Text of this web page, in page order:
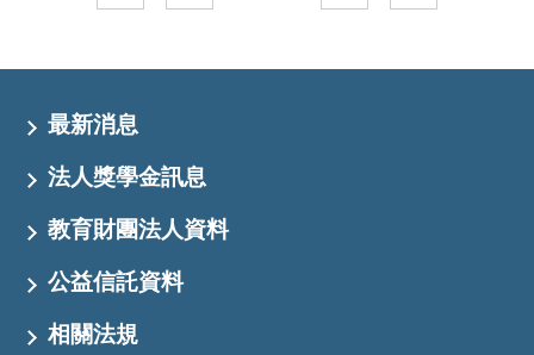
最新消息
法人獎學金訊息
教育財團法人資料
公益信託資料
相關法規